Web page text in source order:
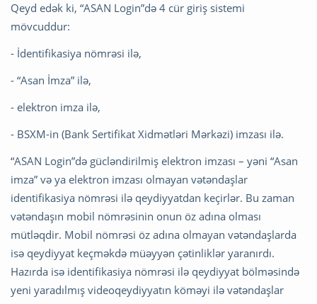
Qeyd edək ki, “ASAN Login”də 4 cür giriş sistemi
mövcuddur:
- İdentifikasiya nömrəsi ilə,
- “Asan İmza” ilə,
- elektron imza ilə,
- BSXM-in (Bank Sertifikat Xidmətləri Mərkəzi) imzası ilə.
“ASAN Login”də gücləndirilmiş elektron imzası – yəni “Asan
imza” və ya elektron imzası olmayan vətəndaşlar
identifikasiya nömrəsi ilə qeydiyyatdan keçirlər. Bu zaman
vətəndaşın mobil nömrəsinin onun öz adına olması
mütləqdir. Mobil nömrəsi öz adına olmayan vətəndaşlarda
isə qeydiyyat keçməkdə müəyyən çətinliklər yaranırdı.
Hazırda isə identifikasiya nömrəsi ilə qeydiyyat bölməsində
yeni yaradılmış videoqeydiyyatın köməyi ilə vətəndaşlar